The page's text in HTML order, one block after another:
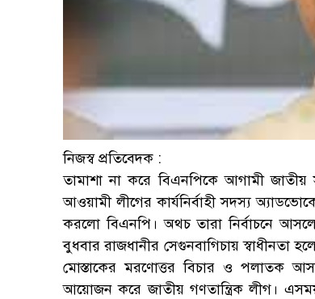
নিজস্ব প্রতিবেদক :
তামাশা না করে বিএনপিকে আগামী জাতীয়
আওয়ামী লীগের কার্যনির্বাহী সদস্য
করলো বিএনপি। অথচ তারা নির্বাচনে
বুধবার রাজধানীর সেগুনবাগিচায়
মোস্তাকের মরণোত্তর বিচার ও পলাতক
আয়োজন করে জাতীয় গণতান্ত্রিক লীগ।